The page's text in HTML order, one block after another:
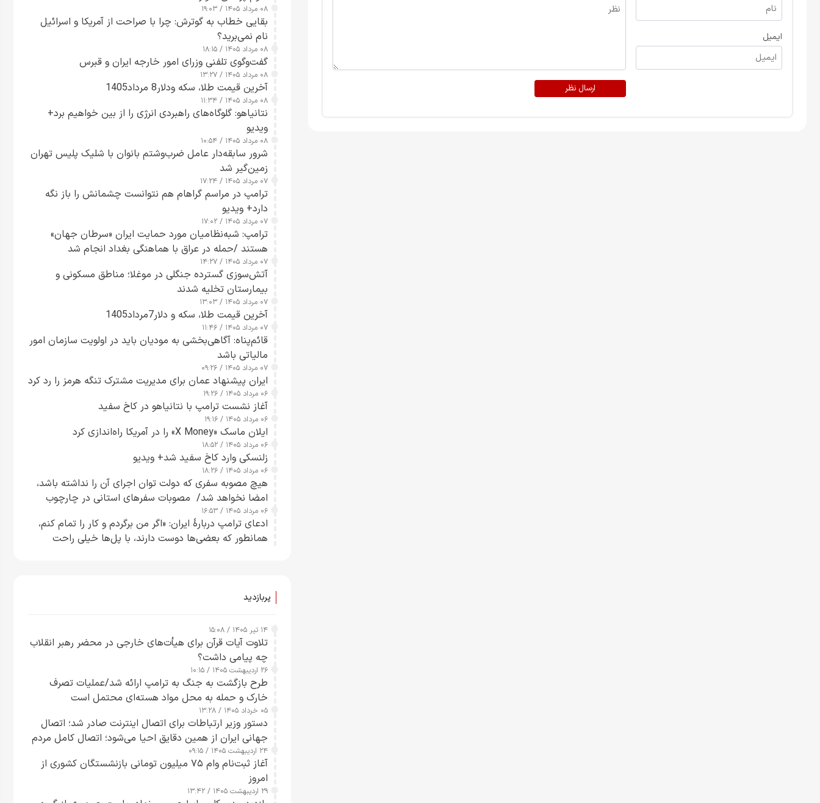
ایمیل
ارسال نظر
۰۸ مرداد ۱۴۰۵ / ۱۹:۰۳
بقایی خطاب به گوترش: چرا با صراحت از آمریکا و اسرائیل
نام نمی‌برید؟
۰۸ مرداد ۱۴۰۵ / ۱۸:۱۵
گفت‌وگوی تلفنی وزرای امور خارجه ایران و قبرس
۰۸ مرداد ۱۴۰۵ / ۱۳:۲۷
آخرین قیمت طلا، سکه ودلار8 مرداد1405
۰۸ مرداد ۱۴۰۵ / ۱۱:۳۴
نتانیاهو: گلوگاه‌های راهبردی انرژی را از بین خواهیم برد+
ویدیو
۰۸ مرداد ۱۴۰۵ / ۱۰:۵۴
شرور سابقه‌دار عامل ضرب‌وشتم بانوان با شلیک پلیس تهران
زمین‌گیر شد
۰۷ مرداد ۱۴۰۵ / ۱۷:۲۴
ترامپ در مراسم گراهام هم نتوانست چشمانش را باز نگه
دارد+ ویدیو
۰۷ مرداد ۱۴۰۵ / ۱۷:۰۲
ترامپ: شبه‌نظامیان مورد حمایت ایران «سرطان جهان»
هستند /حمله در عراق با هماهنگی بغداد انجام شد
۰۷ مرداد ۱۴۰۵ / ۱۴:۲۷
آتش‌سوزی گسترده جنگلی در موغلا؛ مناطق مسکونی و
بیمارستان تخلیه شدند
۰۷ مرداد ۱۴۰۵ / ۱۳:۰۳
آخرین قیمت طلا، سکه و دلار7مرداد1405
۰۷ مرداد ۱۴۰۵ / ۱۱:۴۶
قائم‌پناه: آگاهی‌بخشی به مودیان باید در اولویت سازمان امور
مالیاتی باشد
۰۷ مرداد ۱۴۰۵ / ۰۹:۲۶
ایران پیشنهاد عمان برای مدیریت مشترک تنگه هرمز را رد کرد
۰۶ مرداد ۱۴۰۵ / ۱۹:۲۶
آغاز نشست ترامپ با نتانیاهو در کاخ سفید
۰۶ مرداد ۱۴۰۵ / ۱۹:۱۶
ایلان ماسک «X Money» را در آمریکا راه‌اندازی کرد
۰۶ مرداد ۱۴۰۵ / ۱۸:۵۲
زلنسکی وارد کاخ سفید شد+ ویدیو
۰۶ مرداد ۱۴۰۵ / ۱۸:۲۶
هیچ مصوبه سفری که دولت توان اجرای آن را نداشته باشد،
امضا نخواهد شد/ مصوبات سفرهای استانی در چارچوب
قانون بودجه است+ عکس
۰۶ مرداد ۱۴۰۵ / ۱۶:۵۳
ادعای ترامپ دربارهٔ ایران: «اگر من برگردم و کار را تمام کنم،
همانطور که بعضی‌ها دوست دارند، با پل‌ها خیلی راحت
پربازدید
۱۴ تیر ۱۴۰۵ / ۱۵:۰۸
تلاوت آیات قرآن برای هیأت‌های خارجی در محضر رهبر انقلاب
چه پیامی داشت؟
۲۶ اردیبهشت ۱۴۰۵ / ۱۰:۱۵
طرح‌ بازگشت به جنگ به ترامپ ارائه شد/عملیات تصرف
خارک و حمله به محل مواد هسته‌ای محتمل است
۰۵ خرداد ۱۴۰۵ / ۱۳:۲۸
دستور وزیر ارتباطات برای اتصال اینترنت صادر شد؛ اتصال
جهانی ایران از همین دقایق احیا می‌شود؛ اتصال کامل مردم
تا ۲۴ ساعت آینده
۲۴ اردیبهشت ۱۴۰۵ / ۰۹:۱۵
آغاز ثبت‌نام وام ۷۵ میلیون تومانی بازنشستگان کشوری از
امروز
۲۹ اردیبهشت ۱۴۰۵ / ۱۳:۴۲